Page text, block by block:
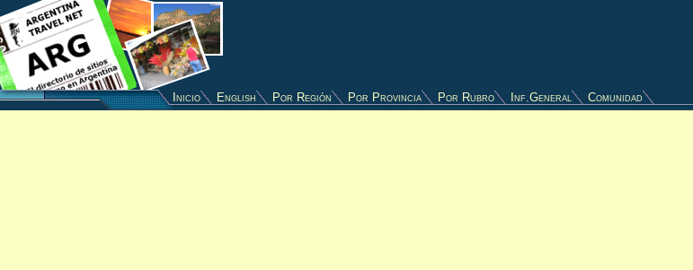
Inicio English Por Región Por Provincia Por Rubro Inf.General Comunidad